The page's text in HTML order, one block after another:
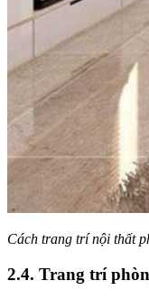
Cách trang trí nội thất
2.4. Trang trí